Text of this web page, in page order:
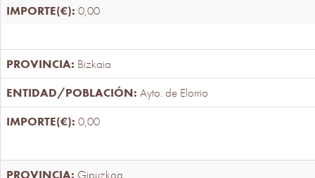
0,00
Bizkaia
Ayto. de Elorrio
0,00
Gipuzkoa